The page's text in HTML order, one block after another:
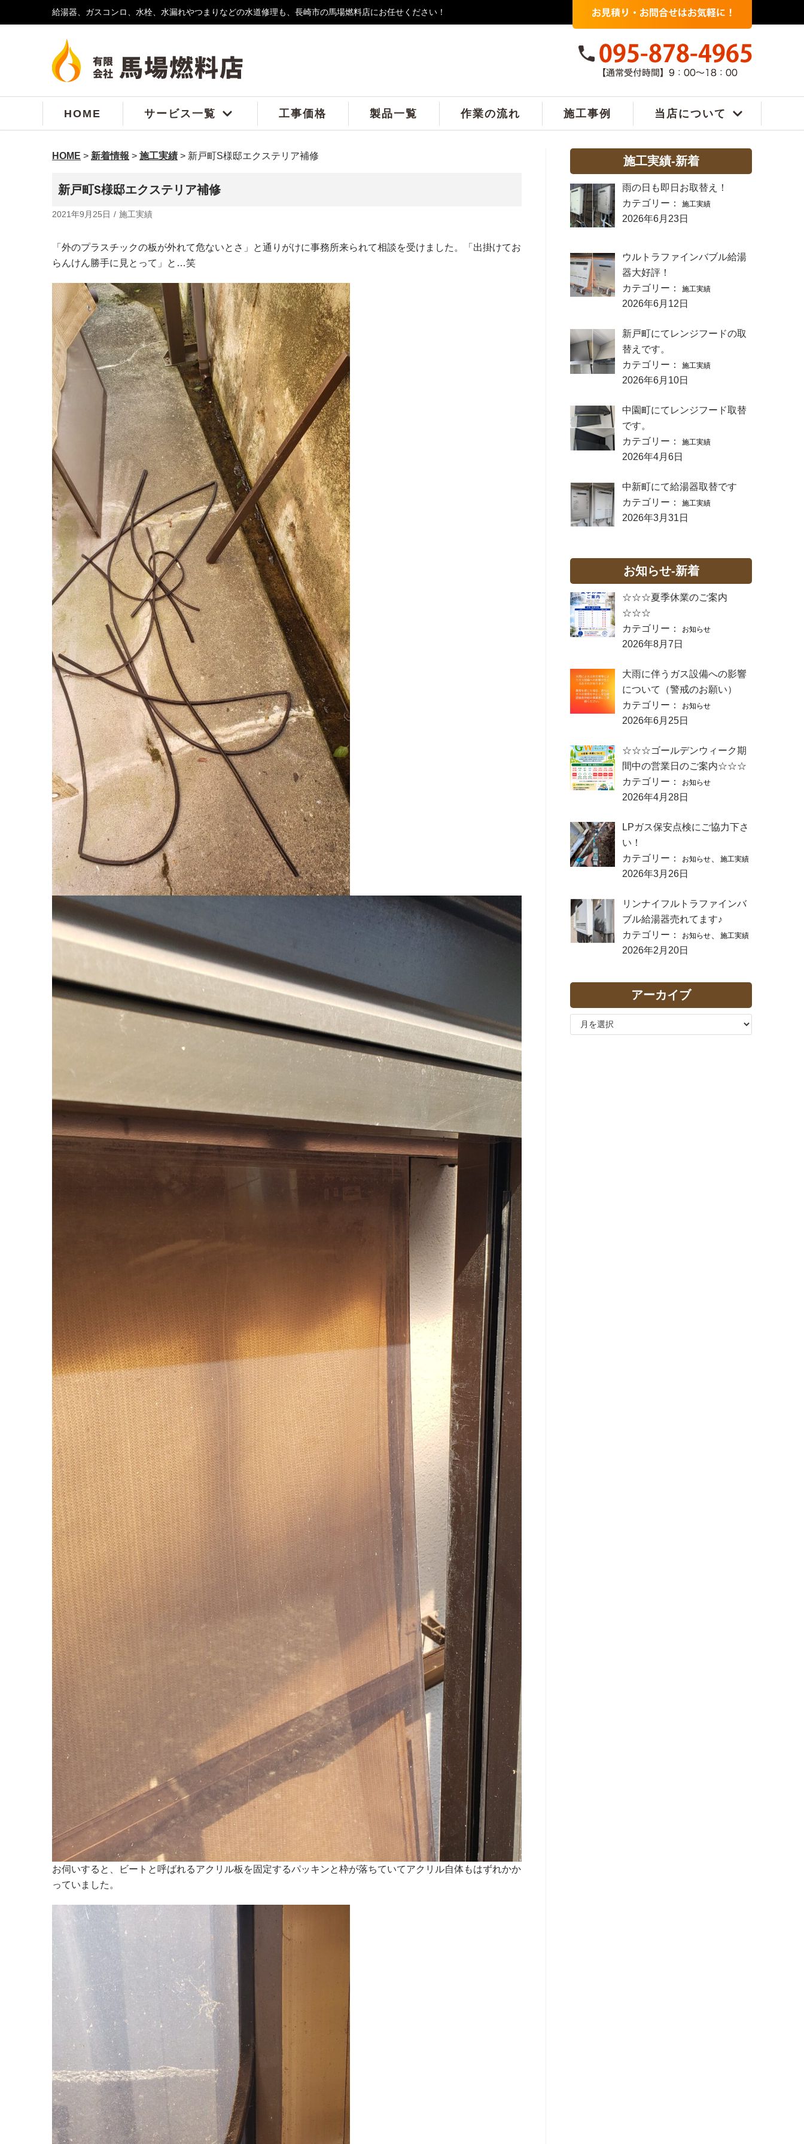
給湯器、ガスコンロ、水栓、水漏れやつまりなどの水道修理も、長崎市の馬場燃料店にお任せください！
HOME サービス一覧 工事価格 製品一覧 作業の流れ 施工事例 当店について
HOME > 新着情報 > 施工実績 > 新戸町S様邸エクステリア補修
新戸町S様邸エクステリア補修
2021年9月25日 施工実績
「外のプラスチックの板が外れて危ないとさ」と通りがけに事務所来られて相談を受けました。「出掛けてお
らんけん勝手に見とって」と…笑
お伺いすると、ビートと呼ばれるアクリル板を固定するパッキンと枠が落ちていてアクリル自体もはずれかか
っていました。
施工実績-新着
雨の日も即日お取替え！
カテゴリー：
施工実績
2026年6月23日
ウルトラファインバブル給湯
器大好評！
カテゴリー：
施工実績
2026年6月12日
新戸町にてレンジフードの取
替えです。
カテゴリー：
施工実績
2026年6月10日
中園町にてレンジフード取替
です。
カテゴリー：
施工実績
2026年4月6日
中新町にて給湯器取替です
カテゴリー：
施工実績
2026年3月31日
お知らせ-新着
☆☆☆夏季休業のご案内
☆☆☆
カテゴリー：
お知らせ
2026年8月7日
大雨に伴うガス設備への影響
について（警戒のお願い）
カテゴリー：
お知らせ
2026年6月25日
☆☆☆ゴールデンウィーク期
間中の営業日のご案内☆☆☆
カテゴリー：
お知らせ
2026年4月28日
LPガス保安点検にご協力下さ
い！
カテゴリー：
お知らせ 施工実績
2026年3月26日
リンナイフルトラファインバ
ブル給湯器売れてます♪
カテゴリー：
お知らせ 施工実績
2026年2月20日
アーカイブ